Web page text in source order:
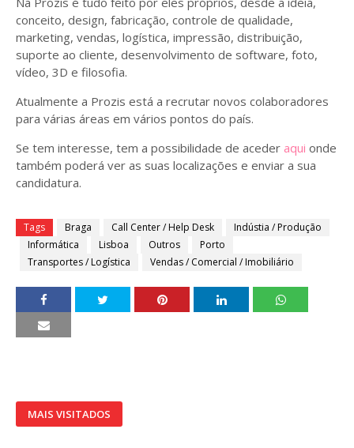
conceito, design, fabricação, controle de qualidade,
marketing, vendas, logística, impressão, distribuição,
suporte ao cliente, desenvolvimento de software, foto,
vídeo, 3D e filosofia.
Atualmente a Prozis está a recrutar novos colaboradores
para várias áreas em vários pontos do país.
Se tem interesse, tem a possibilidade de aceder aqui onde
também poderá ver as suas localizações e enviar a sua
candidatura.
Tags Braga Call Center / Help Desk
Indústia / Produção
Informática
Lisboa Outros
Porto
Transportes / Logística
Vendas / Comercial / Imobiliário
MAIS VISITADOS